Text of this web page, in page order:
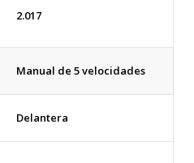
2.017
Manual de 5 velocidades
Delantera